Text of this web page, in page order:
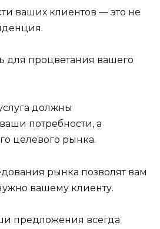
ваших клиентов — это не
для процветания вашего
должны
потребности, а
целевого рынка.
рынка позволят вам
вашему клиенту.
предложения всегда